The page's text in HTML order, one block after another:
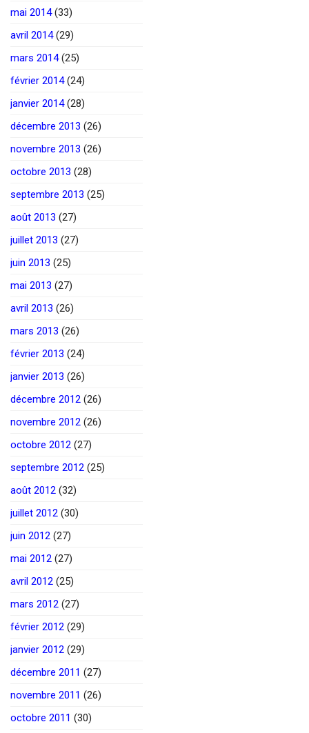
mai 2014(33)
avril 2014(29)
mars 2014(25)
février 2014(24)
janvier 2014(28)
décembre 2013 (26)
novembre 2013 (26)
octobre 2013 (28)
septembre 2013 (25)
août 2013 (27)
juillet 2013 (27)
juin 2013 (25)
mai 2013 (27)
avril 2013 (26)
mars 2013 (26)
février 2013 (24)
janvier 2013 (26)
décembre 2012 (26)
novembre 2012 (26)
octobre 2012 (27)
septembre 2012 (25)
août 2012 (32)
juillet 2012 (30)
juin 2012 (27)
mai 2012 (27)
avril 2012 (25)
mars 2012 (27)
février 2012 (29)
janvier 2012 (29)
décembre 2011 (27)
novembre 2011 (26)
octobre 2011 (30)